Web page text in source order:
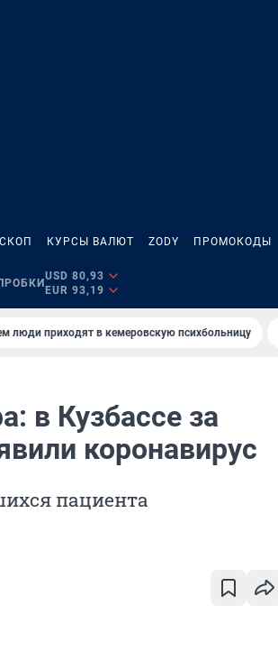
КУРСЫ ВАЛЮТ ZODY ПРОМОКОДЫ
USD 80,93
EUR 93,19
люди приходят в кемеровскую психбольницу
в Кузбассе за
коронавирус
пациента